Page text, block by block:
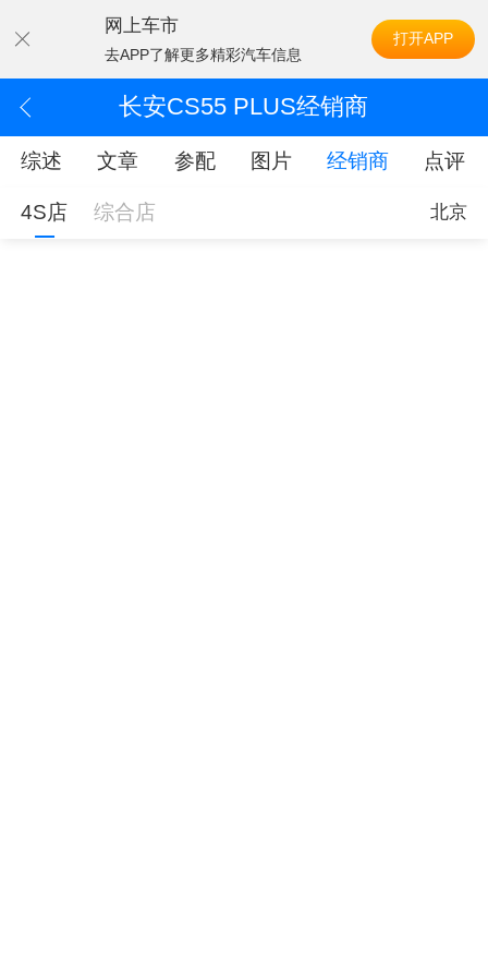
网上车市
去APP了解更多精彩汽车信息
打开APP
长安CS55 PLUS经销商
综述 文章 参配 图片 经销商 点评
4S店 综合店 北京